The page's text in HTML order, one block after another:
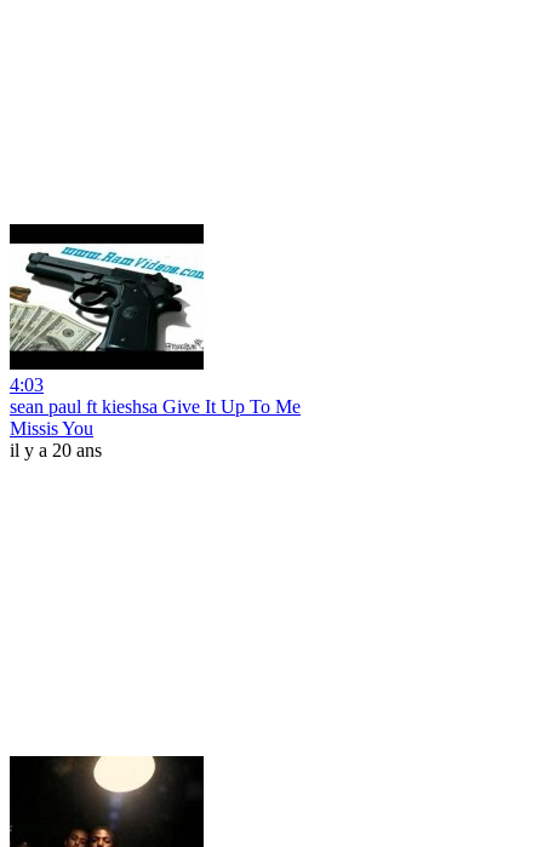
4:03
sean paul ft kieshsa Give It Up To Me
Missis You
il y a 20 ans